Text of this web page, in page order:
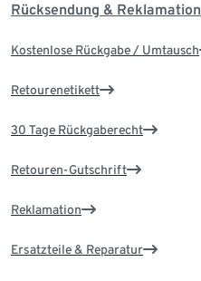
Rücksendung & Reklamation
Kostenlose Rückgabe / Umtausch
Retourenetikett
30 Tage Rückgaberecht
Retouren-Gutschrift
Reklamation
Ersatzteile & Reparatur